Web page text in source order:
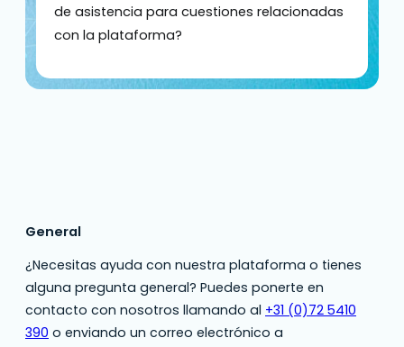
de asistencia para cuestiones relacionadas
con la plataforma?
General
¿Necesitas ayuda con nuestra plataforma o tienes
alguna pregunta general? Puedes ponerte en
contacto con nosotros llamando al +31 (0)72 5410
390 o enviando un correo electrónico a